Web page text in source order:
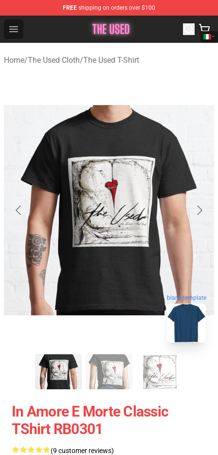
FREE shipping on orders over $100
Open menu
The Used Store - Official The Used Merchandise Shop
Home/The Used Cloth/The Used T-Shirt
blank template
In Amore E Morte Classic
TShirt RB0301
(9 customer reviews)